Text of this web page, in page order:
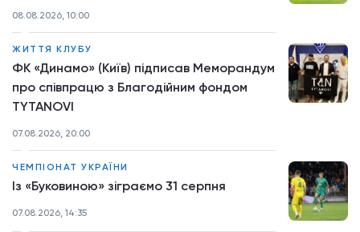
08.08.2026, 10:00
ЖИТТЯ КЛУБУ
ФК «Динамо» (Київ) підписав Меморандум
про співпрацю з Благодійним фондом
TYTANOVI
07.08.2026, 20:00
ЧЕМПІОНАТ УКРАЇНИ
Із «Буковиною» зіграємо 31 серпня
07.08.2026, 14:35